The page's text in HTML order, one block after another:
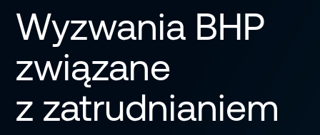
Wyzwania BHP
związane
z zatrudnianiem